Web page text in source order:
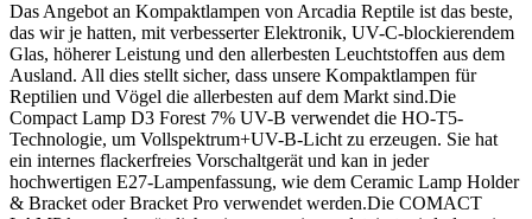
Das Angebot an Kompaktlampen von Arcadia Reptile ist das beste,
das wir je hatten, mit verbesserter Elektronik, UV-C-blockierendem
Glas, höherer Leistung und den allerbesten Leuchtstoffen aus dem
Ausland. All dies stellt sicher, dass unsere Kompaktlampen für
Reptilien und Vögel die allerbesten auf dem Markt sind.Die
Compact Lamp D3 Forest 7% UV-B verwendet die HO-T5-
Technologie, um Vollspektrum+UV-B-Licht zu erzeugen. Sie hat
ein internes flackerfreies Vorschaltgerät und kan in jeder
hochwertigen E27-Lampenfassung, wie dem Ceramic Lamp Holder
& Bracket oder Bracket Pro verwendet werden.Die COMACT